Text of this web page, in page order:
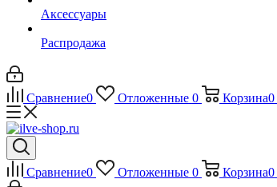
Аксессуары
Распродажа
Сравнение0 Отложенные 0 Корзина0
Сравнение0 Отложенные 0 Корзина0